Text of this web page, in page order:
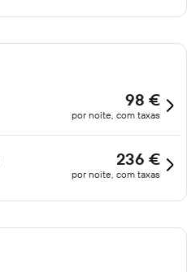
98 €
por noite, com taxas
236 €
por noite, com taxas